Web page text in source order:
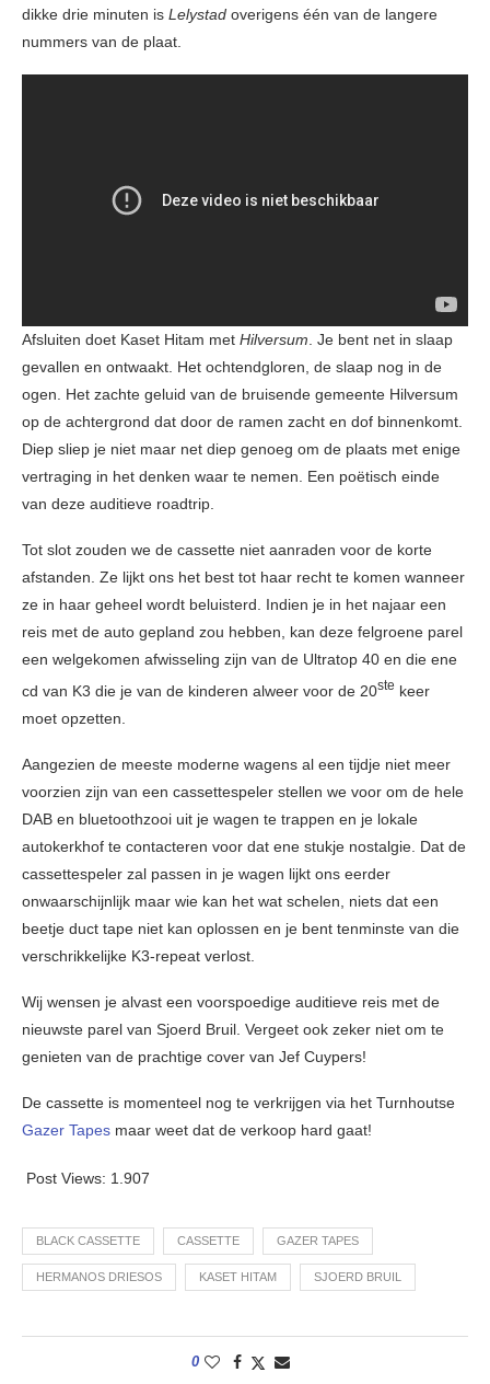
dikke drie minuten is Lelystad overigens één van de langere
nummers van de plaat.
Afsluiten doet Kaset Hitam met Hilversum . Je bent net in slaap
gevallen en ontwaakt. Het ochtendgloren, de slaap nog in de
ogen. Het zachte geluid van de bruisende gemeente Hilversum
op de achtergrond dat door de ramen zacht en dof binnenkomt.
Diep sliep je niet maar net diep genoeg om de plaats met enige
vertraging in het denken waar te nemen. Een poëtisch einde
van deze auditieve roadtrip.
Tot slot zouden we de cassette niet aanraden voor de korte
afstanden. Ze lijkt ons het best tot haar recht te komen wanneer
ze in haar geheel wordt beluisterd. Indien je in het najaar een
reis met de auto gepland zou hebben, kan deze felgroene parel
een welgekomen afwisseling zijn van de Ultratop 40 en die ene
cd van K3 die je van de kinderen alweer voor de 20ste keer
moet opzetten.
Aangezien de meeste moderne wagens al een tijdje niet meer
voorzien zijn van een cassettespeler stellen we voor om de hele
DAB en bluetoothzooi uit je wagen te trappen en je lokale
autokerkhof te contacteren voor dat ene stukje nostalgie. Dat de
cassettespeler zal passen in je wagen lijkt ons eerder
onwaarschijnlijk maar wie kan het wat schelen, niets dat een
beetje duct tape niet kan oplossen en je bent tenminste van die
verschrikkelijke K3-repeat verlost.
Wij wensen je alvast een voorspoedige auditieve reis met de
nieuwste parel van Sjoerd Bruil. Vergeet ook zeker niet om te
genieten van de prachtige cover van Jef Cuypers!
De cassette is momenteel nog te verkrijgen via het Turnhoutse
Gazer Tapes maar weet dat de verkoop hard gaat!
Post Views: 1.907
BLACK CASSETTE CASSETTE GAZER TAPES
HERMANOS DRIESOS KASET HITAM SJOERD BRUIL
0